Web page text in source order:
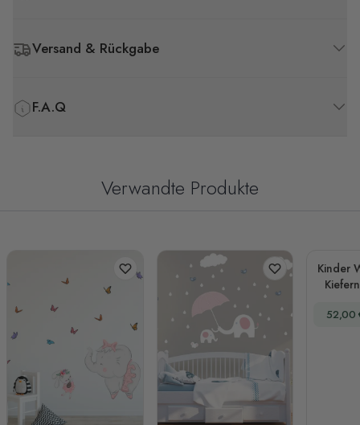
Versand & Rückgabe
F.A.Q
Verwandte Produkte
Kinder
52,00